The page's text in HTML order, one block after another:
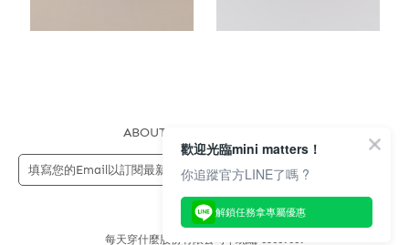
ABOUT US
每天穿什麼股份有限公司 | 統編 83689089
歡迎光臨mini matters！
你追蹤官方LINE了嗎 ?
解鎖任務拿專屬優惠